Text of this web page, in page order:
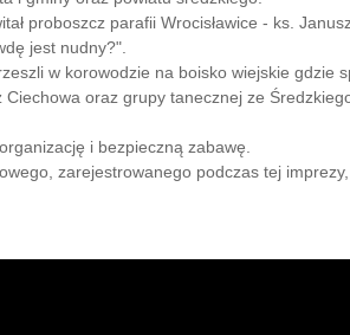
proboszcz parafii Wrocisławice - ks.
jest nudny?".
w korowodzie na boisko wiejskie gdzie
oraz grupy tanecznej ze
i bezpieczną zabawę.
zarejestrowanego podczas tej